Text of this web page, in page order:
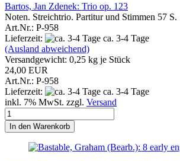
Bartos, Jan Zdenek: Trio op. 123
Noten. Streichtrio. Partitur und Stimmen 57 S.
Art.Nr.: P-958
Lieferzeit:
ca. 3-4 Tage
(Ausland abweichend)
Versandgewicht: 0,25 kg je Stück
24,00 EUR
Art.Nr.: P-958
Lieferzeit:
ca. 3-4 Tage
inkl. 7% MwSt. zzgl. Versand
In den Warenkorb